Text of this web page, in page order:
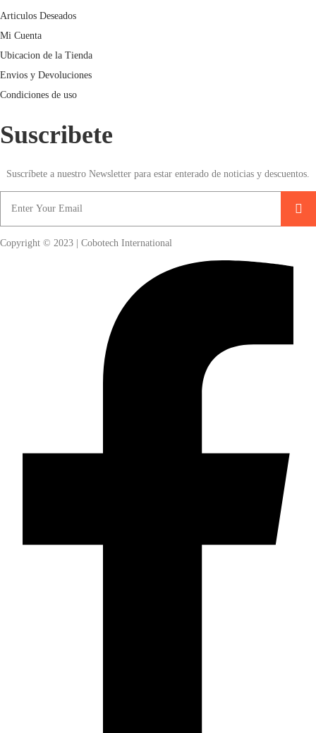
Articulos Deseados
Mi Cuenta
Ubicacion de la Tienda
Envios y Devoluciones
Condiciones de uso
Suscribete
Suscríbete a nuestro Newsletter para estar enterado de noticias y descuentos.
Copyright © 2023 | Cobotech International